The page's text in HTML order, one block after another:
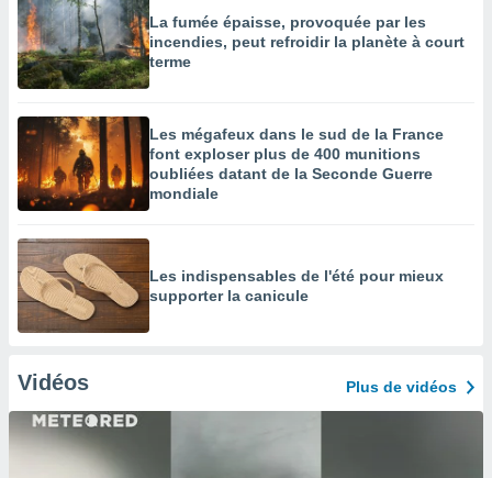
La fumée épaisse, provoquée par les
incendies, peut refroidir la planète à court
terme
Les mégafeux dans le sud de la France
font exploser plus de 400 munitions
oubliées datant de la Seconde Guerre
mondiale
Les indispensables de l'été pour mieux
supporter la canicule
Vidéos Plus de vidéos